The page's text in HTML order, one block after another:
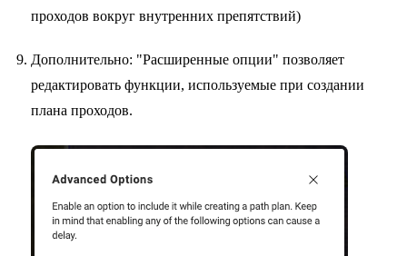
проходов вокруг внутренних препятствий)
Дополнительно: "Расширенные опции" позволяет
редактировать функции, используемые при создании
плана проходов.